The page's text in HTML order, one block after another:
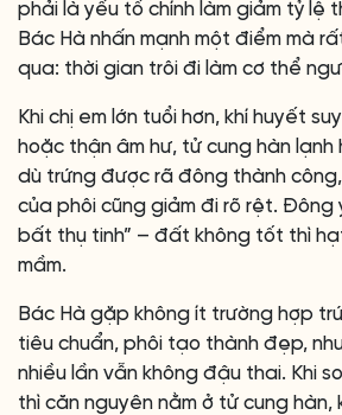
phải là yếu tố chính làm giảm tỷ lệ
Bác Hà nhấn mạnh một điểm mà
qua: thời gian trôi đi làm cơ thể
Khi chị em lớn tuổi hơn, khí huyết
hoặc thận âm hư, tử cung hàn
dù trứng được rã đông thành
của phôi cũng giảm đi rõ rệt. Đông
bất thụ tinh” – đất không tốt thì
mầm.
Bác Hà gặp không ít trường hợp
tiêu chuẩn, phôi tạo thành đẹp,
nhiều lần vẫn không đậu thai. Khi
thì căn nguyên nằm ở tử cung hàn,